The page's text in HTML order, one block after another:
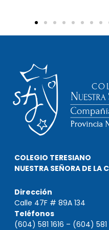
COLEGIO TERESIANO
NUESTRA SEÑORA DE LA
Dirección
Calle 47F # 89A 134
Teléfonos
(604) 581 1616 – (604) 581